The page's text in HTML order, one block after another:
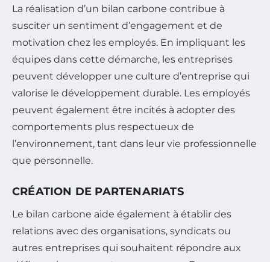
La réalisation d’un bilan carbone contribue à
susciter un sentiment d’engagement et de
motivation chez les employés. En impliquant les
équipes dans cette démarche, les entreprises
peuvent développer une culture d’entreprise qui
valorise le développement durable. Les employés
peuvent également être incités à adopter des
comportements plus respectueux de
l’environnement, tant dans leur vie professionnelle
que personnelle.
CRÉATION DE PARTENARIATS
Le bilan carbone aide également à établir des
relations avec des organisations, syndicats ou
autres entreprises qui souhaitent répondre aux